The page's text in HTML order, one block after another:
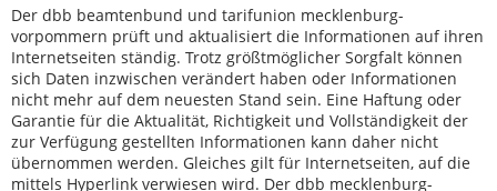
Der dbb beamtenbund und tarifunion mecklenburg-
vorpommern prüft und aktualisiert die Informationen auf ihren
Internetseiten ständig. Trotz größtmöglicher Sorgfalt können
sich Daten inzwischen verändert haben oder Informationen
nicht mehr auf dem neuesten Stand sein. Eine Haftung oder
Garantie für die Aktualität, Richtigkeit und Vollständigkeit der
zur Verfügung gestellten Informationen kann daher nicht
übernommen werden. Gleiches gilt für Internetseiten, auf die
mittels Hyperlink verwiesen wird. Der dbb mecklenburg-